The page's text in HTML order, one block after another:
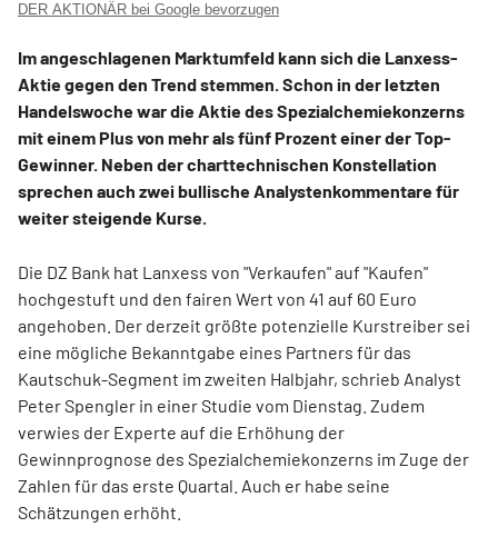
DER AKTIONÄR bei Google bevorzugen
Im angeschlagenen Marktumfeld kann sich die Lanxess-
Aktie gegen den Trend stemmen. Schon in der letzten
Handelswoche war die Aktie des Spezialchemiekonzerns
mit einem Plus von mehr als fünf Prozent einer der Top-
Gewinner. Neben der charttechnischen Konstellation
sprechen auch zwei bullische Analystenkommentare für
weiter steigende Kurse.
Die DZ Bank hat Lanxess von "Verkaufen" auf "Kaufen"
hochgestuft und den fairen Wert von 41 auf 60 Euro
angehoben. Der derzeit größte potenzielle Kurstreiber sei
eine mögliche Bekanntgabe eines Partners für das
Kautschuk-Segment im zweiten Halbjahr, schrieb Analyst
Peter Spengler in einer Studie vom Dienstag. Zudem
verwies der Experte auf die Erhöhung der
Gewinnprognose des Spezialchemiekonzerns im Zuge der
Zahlen für das erste Quartal. Auch er habe seine
Schätzungen erhöht.